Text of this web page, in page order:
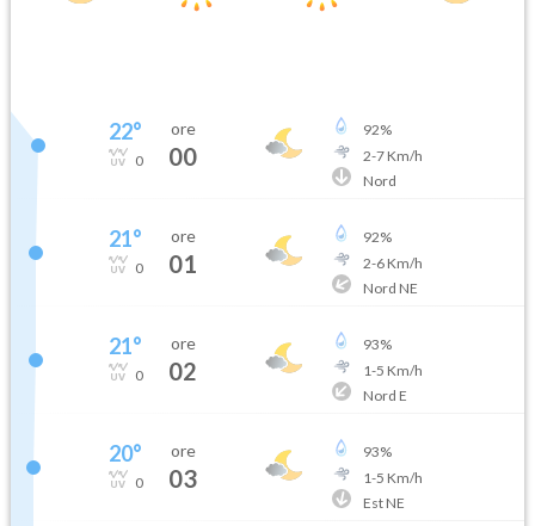
22°
0
ore
00
92%
2-7Km/h
Nord
21°
0
ore
01
92%
2-6Km/h
Nord NE
21°
0
ore
02
93%
1-5 Km/h
Nord E
20°
0
ore
03
93%
1-5 Km/h
Est NE